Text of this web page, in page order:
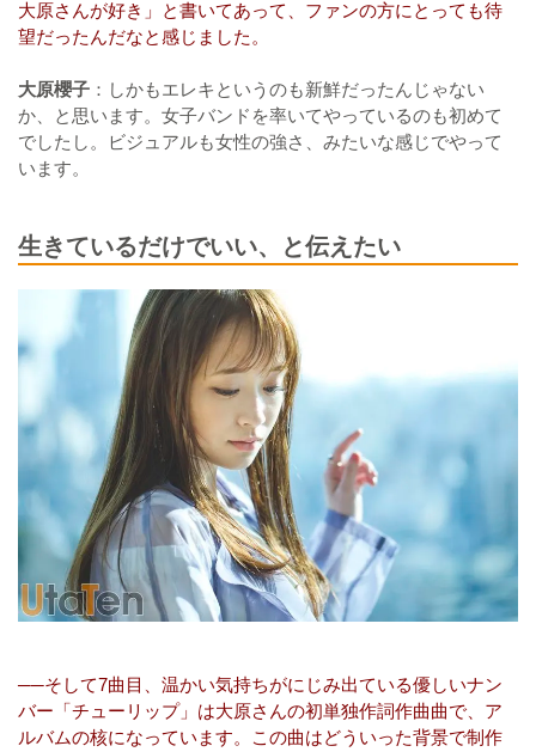
大原さんが好き」と書いてあって、ファンの方にとっても待
望だったんだなと感じました。
大原櫻子 ：しかもエレキというのも新鮮だったんじゃない
か、と思います。女子バンドを率いてやっているのも初めて
でしたし。ビジュアルも女性の強さ、みたいな感じでやって
います。
生きているだけでいい、と伝えたい
──そして7曲目、温かい気持ちがにじみ出ている優しいナン
バー「チューリップ」は大原さんの初単独作詞作曲曲で、ア
ルバムの核になっています。この曲はどういった背景で制作